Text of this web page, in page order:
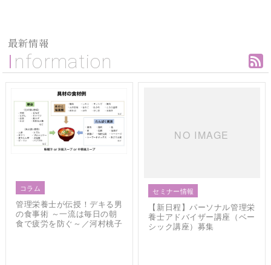
最新情報
Information
コラム
管理栄養士が伝授！デキる男
の食事術 ～一流は毎日の朝
食で疲労を防ぐ～／河村桃子
NO IMAGE
セミナー情報
【新日程】パーソナル管理栄
養士アドバイザー講座（ベー
シック講座）募集